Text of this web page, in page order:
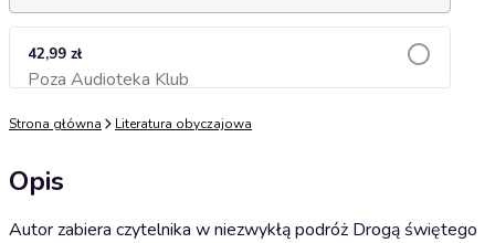
42,99 zł
Poza Audioteka KlubDodaj do koszyka
Strona główna Literatura obyczajowa
Opis
Autor zabiera czytelnika w niezwykłą podróż Drogą świętego